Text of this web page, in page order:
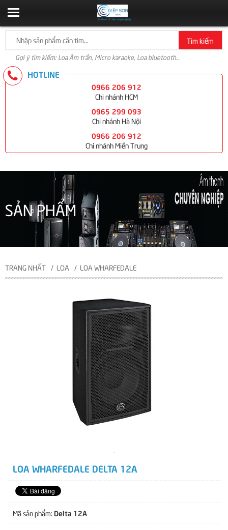
Tìm kiếm
Gợi ý tìm kiếm: Loa Âm trần, Micro karaoke, Loa bluetooth...
HOTLINE
0966 206 912
Chi nhánh HCM
0965 299 093
Chi nhánh Hà Nội
0966 206 912
Chi nhánh Miền Trung
SẢN PHẨM
TRANG NHẤT LOA LOA WHARFEDALE
LOA WHARFEDALE DELTA 12A
Mã sản phẩm: Delta 12A